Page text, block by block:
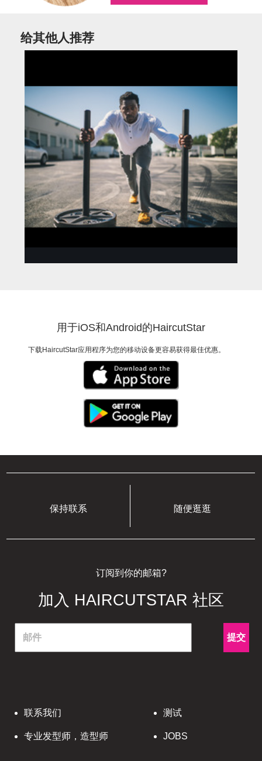
给其他人推荐
为约会打扮
用于iOS和Android的HaircutStar
下载HaircutStar应用程序为您的移动设备更容易获得最佳优惠。
保持联系 随便逛逛
订阅到你的邮箱?
加入 HAIRCUTSTAR 社区
提交
联系我们
专业发型师，造型师
测试
JOBS